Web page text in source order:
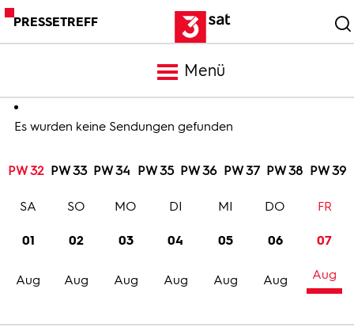
PRESSETREFF
Menü
Meldungen
Programm
Trailer
Es wurden keine Sendungen gefunden
PW 32 PW 33 PW 34 PW 35 PW 36 PW 37 PW 38 PW 39
01
Aug
SA
02
Aug
SO
03
Aug
MO
04
Aug
DI
05
Aug
MI
06
Aug
DO
07
Aug
FR